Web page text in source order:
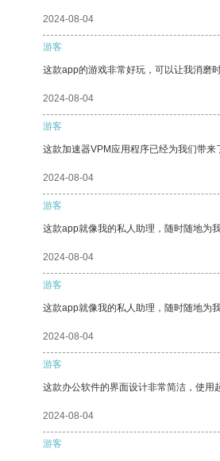
2024-08-04
游客
这款app的游戏非常好玩，可以让我消磨时
2024-08-04
游客
这款加速器VPM应用程序已经为我们带来
2024-08-04
游客
这款app就像我的私人助理，随时随地为
2024-08-04
游客
这款app就像我的私人助理，随时随地为
2024-08-04
游客
这款办公软件的界面设计非常简洁，使用
2024-08-04
游客